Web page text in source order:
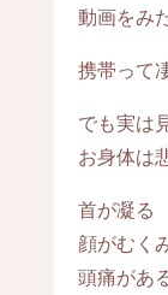
動画をみ
携帯って
でも実は
お身体は
首が凝る
顔がむく
頭痛があ